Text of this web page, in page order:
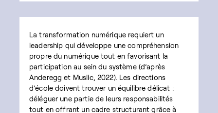
La transformation numérique requiert un
leadership qui développe une compréhension
propre du numérique tout en favorisant la
participation au sein du système (d’après
Anderegg et Muslic, 2022). Les directions
d’école doivent trouver un équilibre délicat :
déléguer une partie de leurs responsabilités
tout en offrant un cadre structurant grâce à